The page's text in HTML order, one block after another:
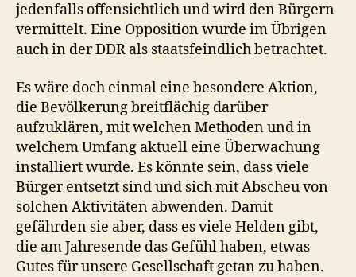
jedenfalls offensichtlich und wird den Bürgern
vermittelt. Eine Opposition wurde im Übrigen
auch in der DDR als staatsfeindlich betrachtet.
Es wäre doch einmal eine besondere Aktion,
die Bevölkerung breitflächig darüber
aufzuklären, mit welchen Methoden und in
welchem Umfang aktuell eine Überwachung
installiert wurde. Es könnte sein, dass viele
Bürger entsetzt sind und sich mit Abscheu von
solchen Aktivitäten abwenden. Damit
gefährden sie aber, dass es viele Helden gibt,
die am Jahresende das Gefühl haben, etwas
Gutes für unsere Gesellschaft getan zu haben.